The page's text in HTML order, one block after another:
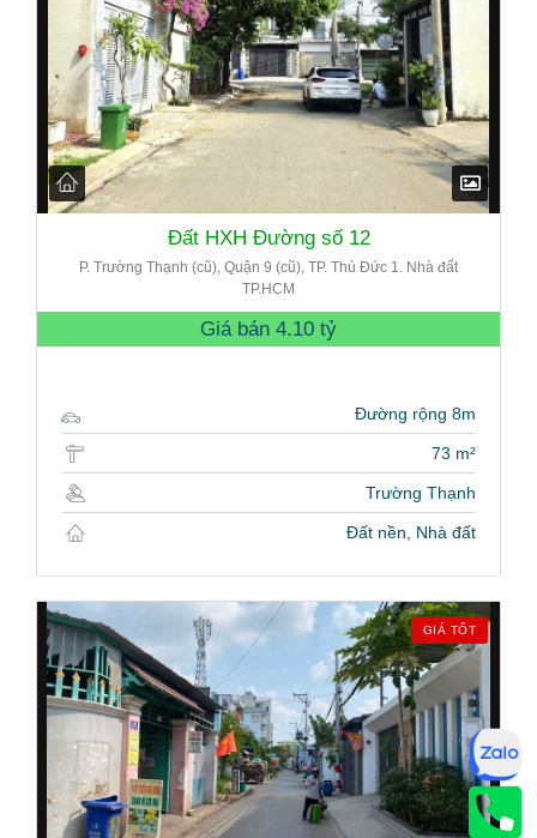
Đất HXH Đường số 12
P. Trường Thạnh (cũ), Quận 9 (cũ), TP. Thủ Đức 1. Nhà đất
TP.HCM
Giá bán 4.10 tỷ
Đường rộng 8m
73 m²
Trường Thạnh
Đất nền, Nhà đất
GIÁ TỐT